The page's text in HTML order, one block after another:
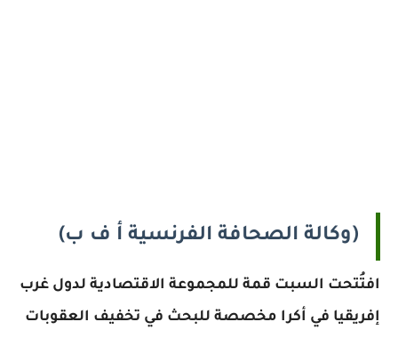
(وكالة الصحافة الفرنسية أ ف ب)
افتُتحت السبت قمة للمجموعة الاقتصادية لدول غرب
إفريقيا في أكرا مخصصة للبحث في تخفيف العقوبات